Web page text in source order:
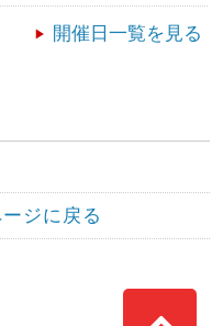
開催日一覧を見る
ジに戻る